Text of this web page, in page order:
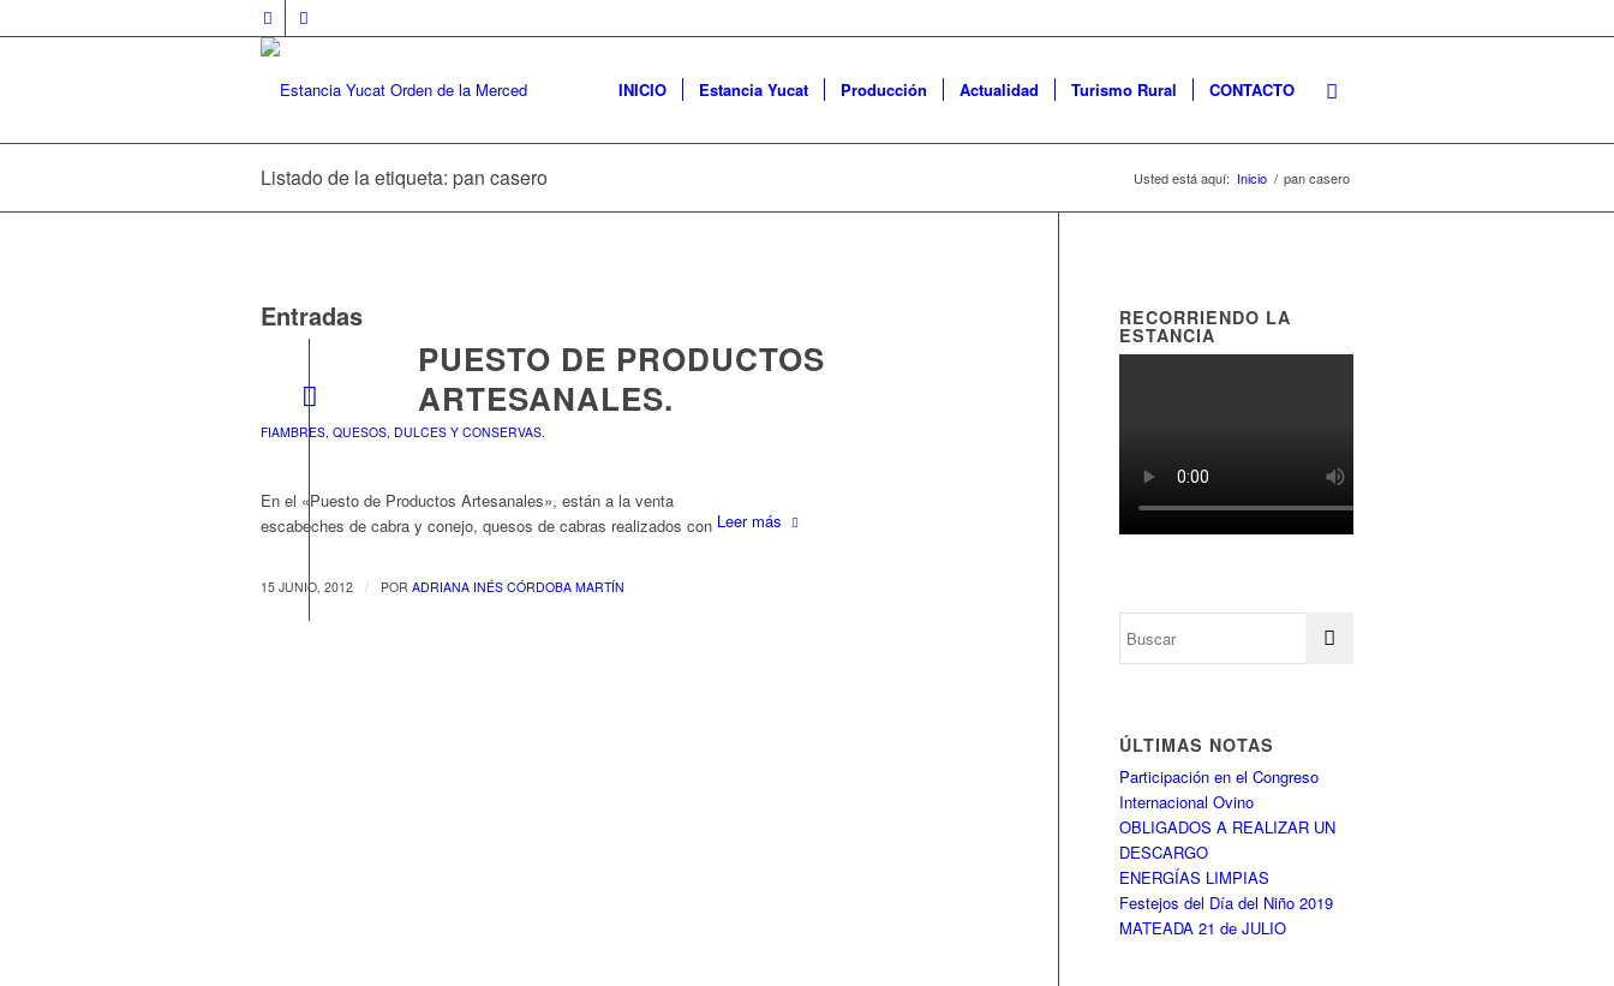
INICIO Estancia Yucat Producción Actualidad Turismo Rural CONTACTO
Listado de la etiqueta: pan casero Usted está aquí: Inicio / pan casero
Entradas
PUESTO DE PRODUCTOS
ARTESANALES.
FIAMBRES, QUESOS, DULCES Y CONSERVAS.
En el «Puesto de Productos Artesanales», están a la venta
escabeches de cabra y conejo, quesos de cabras realizados con Leer más
15 JUNIO, 2012 / POR ADRIANA INÉS CÓRDOBA MARTÍN
RECORRIENDO LA
ESTANCIA
ÚLTIMAS NOTAS
Participación en el Congreso
Internacional Ovino
OBLIGADOS A REALIZAR UN
DESCARGO
ENERGÍAS LIMPIAS
Festejos del Día del Niño 2019
MATEADA 21 de JULIO